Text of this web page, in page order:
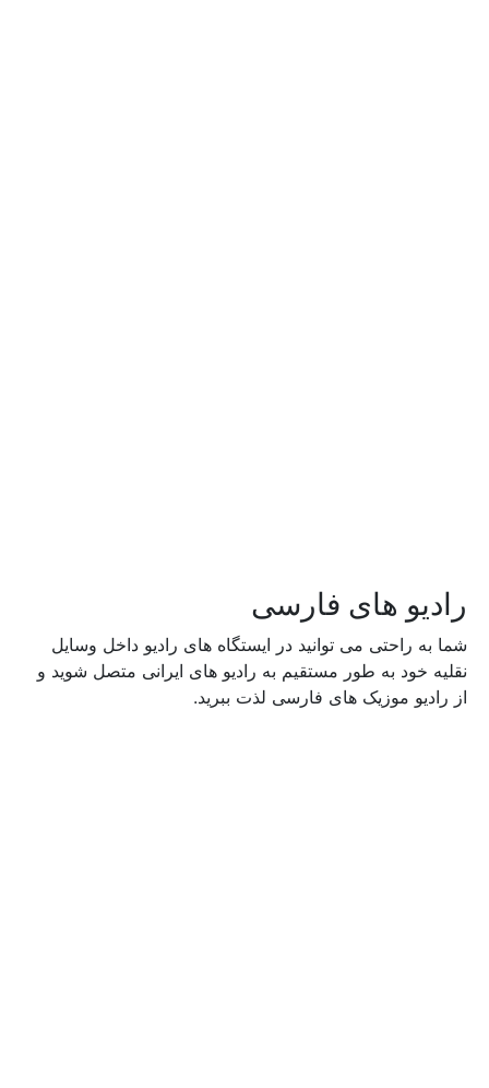
رادیو های فارسی
شما به راحتی می توانید در ایستگاه های رادیو داخل وسایل
نقلیه خود به طور مستقیم به رادیو های ایرانی متصل شوید و
از رادیو موزیک های فارسی لذت ببرید.